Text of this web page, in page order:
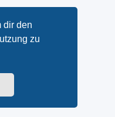
dir den
zu